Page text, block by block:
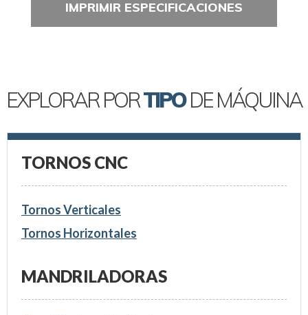
IMPRIMIR ESPECIFICACIONES
EXPLORAR PORTIPODE MÁQUINA
TORNOS CNC
Tornos Verticales
Tornos Horizontales
MANDRILADORAS